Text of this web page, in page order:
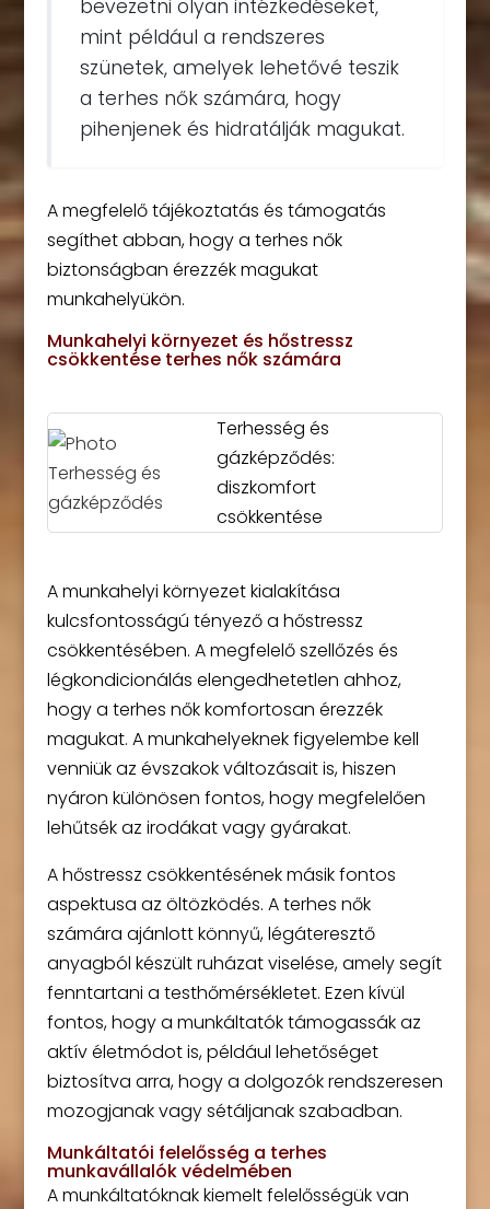
bevezetni olyan intézkedéseket,
mint például a rendszeres
szünetek, amelyek lehetővé teszik
a terhes nők számára, hogy
pihenjenek és hidratálják magukat.
A megfelelő tájékoztatás és támogatás
segíthet abban, hogy a terhes nők
biztonságban érezzék magukat
munkahelyükön.
Munkahelyi környezet és hőstressz
csökkentése terhes nők számára
Terhesség és
gázképződés:
diszkomfort
csökkentése
A munkahelyi környezet kialakítása
kulcsfontosságú tényező a hőstressz
csökkentésében. A megfelelő szellőzés és
légkondicionálás elengedhetetlen ahhoz,
hogy a terhes nők komfortosan érezzék
magukat. A munkahelyeknek figyelembe kell
venniük az évszakok változásait is, hiszen
nyáron különösen fontos, hogy megfelelően
lehűtsék az irodákat vagy gyárakat.
A hőstressz csökkentésének másik fontos
aspektusa az öltözködés. A terhes nők
számára ajánlott könnyű, légáteresztő
anyagból készült ruházat viselése, amely segít
fenntartani a testhőmérsékletet. Ezen kívül
fontos, hogy a munkáltatók támogassák az
aktív életmódot is, például lehetőséget
biztosítva arra, hogy a dolgozók rendszeresen
mozogjanak vagy sétáljanak szabadban.
Munkáltatói felelősség a terhes
munkavállalók védelmében
A munkáltatóknak kiemelt felelősségük van